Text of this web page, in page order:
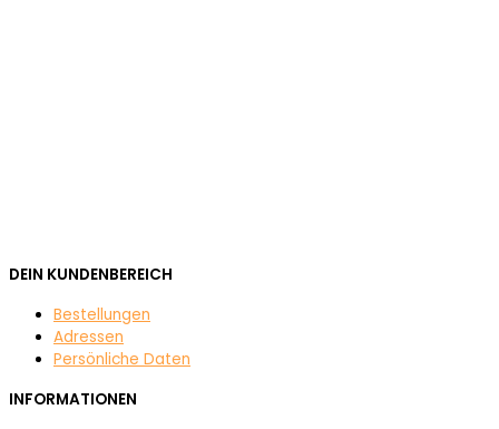
DEIN KUNDENBEREICH
Bestellungen
Adressen
Persönliche Daten
INFORMATIONEN